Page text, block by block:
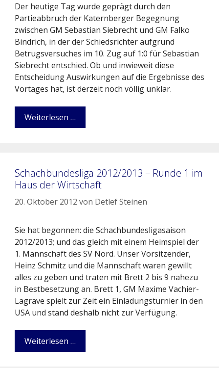
Der heutige Tag wurde geprägt durch den
Partieabbruch der Katernberger Begegnung
zwischen GM Sebastian Siebrecht und GM Falko
Bindrich, in der der Schiedsrichter aufgrund
Betrugsversuches im 10. Zug auf 1:0 für Sebastian
Siebrecht entschied. Ob und inwieweit diese
Entscheidung Auswirkungen auf die Ergebnisse des
Vortages hat, ist derzeit noch völlig unklar.
Weiterlesen …
Schachbundesliga 2012/2013 – Runde 1 im
Haus der Wirtschaft
20. Oktober 2012 von Detlef Steinen
Sie hat begonnen: die Schachbundesligasaison
2012/2013; und das gleich mit einem Heimspiel der
1. Mannschaft des SV Nord. Unser Vorsitzender,
Heinz Schmitz und die Mannschaft waren gewillt
alles zu geben und traten mit Brett 2 bis 9 nahezu
in Bestbesetzung an. Brett 1, GM Maxime Vachier-
Lagrave spielt zur Zeit ein Einladungsturnier in den
USA und stand deshalb nicht zur Verfügung.
Weiterlesen …